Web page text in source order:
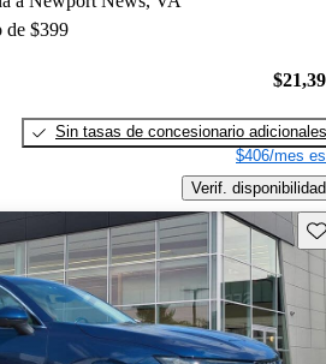
de $399
Sin tasas de concesionario adicionales
$406/mes
Verif. disponibilidad